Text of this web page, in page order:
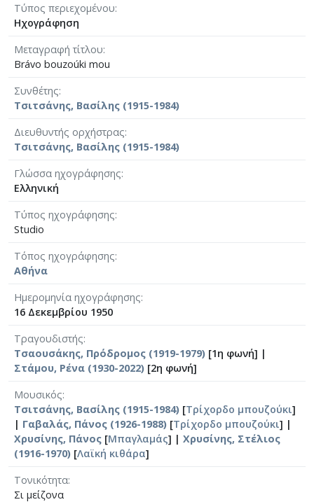
Τύπος περιεχομένου
Ηχογράφηση
Μεταγραφή τίτλου
Brávo bouzoúki mou
Συνθέτης
Τσιτσάνης, Βασίλης (1915-1984)
Διευθυντής ορχήστρας
Τσιτσάνης, Βασίλης (1915-1984)
Γλώσσα ηχογράφησης
Ελληνική
Τύπος ηχογράφησης
Studio
Τόπος ηχογράφησης
Αθήνα
Ημερομηνία ηχογράφησης
16 Δεκεμβρίου 1950
Τραγουδιστής
Τσαουσάκης, Πρόδρομος (1919-1979) [1η φωνή] |
Στάμου, Ρένα (1930-2022) [2η φωνή]
Μουσικός
Τσιτσάνης, Βασίλης (1915-1984) [Τρίχορδο μπουζούκι]
| Γαβαλάς, Πάνος (1926-1988) [Τρίχορδο μπουζούκι] |
Χρυσίνης, Πάνος [Μπαγλαμάς] | Χρυσίνης, Στέλιος
(1916-1970) [Λαϊκή κιθάρα]
Τονικότητα
Σι μείζονα